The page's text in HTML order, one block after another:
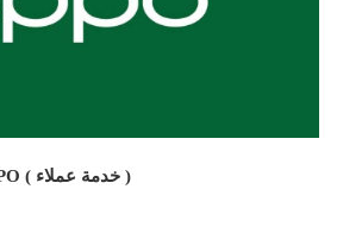
اعلان وظائف شركة OPPO ( خدمة عملاء )